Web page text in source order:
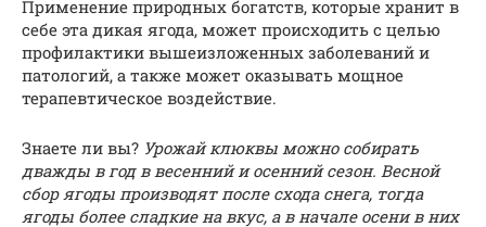
Применение природных богатств, которые хранит в
себе эта дикая ягода, может происходить с целью
профилактики вышеизложенных заболеваний и
патологий, а также может оказывать мощное
терапевтическое воздействие.
Знаете ли вы? Урожай клюквы можно собирать
дважды в год в весенний и осенний сезон. Весной
сбор ягоды производят после схода снега, тогда
ягоды более сладкие на вкус, а в начале осени в них